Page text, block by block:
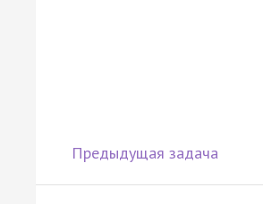
Предыдущая задача